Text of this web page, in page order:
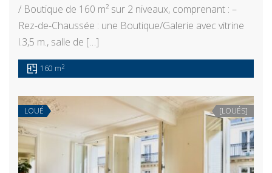
/ Boutique de 160 m² sur 2 niveaux, comprenant : –
Rez-de-Chaussée : une Boutique/Galerie avec vitrine
l.3,5 m., salle de […]
160 m2
LOUÉ [LOUÉS]